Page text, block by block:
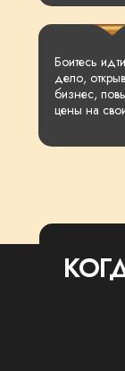
Боитесь
дело,
бизнес,
цены на